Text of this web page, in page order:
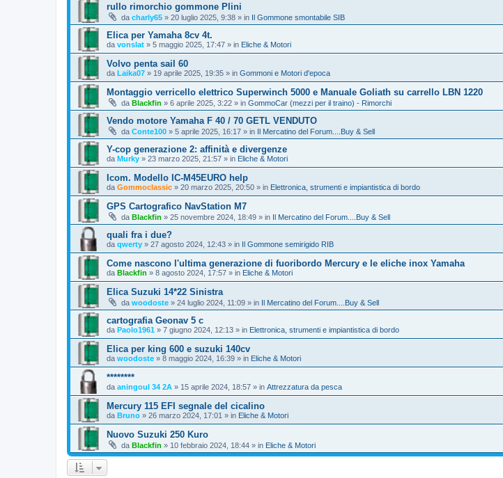
rullo rimorchio gommone Plini
da charly65 » 20 luglio 2025, 9:38 » in Il Gommone smontabile SIB
Elica per Yamaha 8cv 4t.
da vonslat » 5 maggio 2025, 17:47 » in Eliche & Motori
Volvo penta sail 60
da Laika07 » 19 aprile 2025, 19:35 » in Gommoni e Motori d'epoca
Montaggio verricello elettrico Superwinch 5000 e Manuale Goliath su carrello LBN 1220
da Blackfin » 6 aprile 2025, 3:22 » in GommoCar (mezzi per il traino) - Rimorchi
Vendo motore Yamaha F 40 / 70 GETL VENDUTO
da Conte100 » 5 aprile 2025, 16:17 » in Il Mercatino del Forum....Buy & Sell
Y-cop generazione 2: affinità e divergenze
da Murky » 23 marzo 2025, 21:57 » in Eliche & Motori
Icom. Modello IC-M45EURO help
da Gommoclassic » 20 marzo 2025, 20:50 » in Elettronica, strumenti e impiantistica di bordo
GPS Cartografico NavStation M7
da Blackfin » 25 novembre 2024, 18:49 » in Il Mercatino del Forum....Buy & Sell
quali fra i due?
da qwerty » 27 agosto 2024, 12:43 » in Il Gommone semirigido RIB
Come nascono l'ultima generazione di fuoribordo Mercury e le eliche inox Yamaha
da Blackfin » 8 agosto 2024, 17:57 » in Eliche & Motori
Elica Suzuki 14*22 Sinistra
da woodoste » 24 luglio 2024, 11:09 » in Il Mercatino del Forum....Buy & Sell
cartografia Geonav 5 c
da Paolo1961 » 7 giugno 2024, 12:13 » in Elettronica, strumenti e impiantistica di bordo
Elica per king 600 e suzuki 140cv
da woodoste » 8 maggio 2024, 16:39 » in Eliche & Motori
********
da aningoul 34 2A » 15 aprile 2024, 18:57 » in Attrezzatura da pesca
Mercury 115 EFI segnale del cicalino
da Bruno » 26 marzo 2024, 17:01 » in Eliche & Motori
Nuovo Suzuki 250 Kuro
da Blackfin » 10 febbraio 2024, 18:44 » in Eliche & Motori